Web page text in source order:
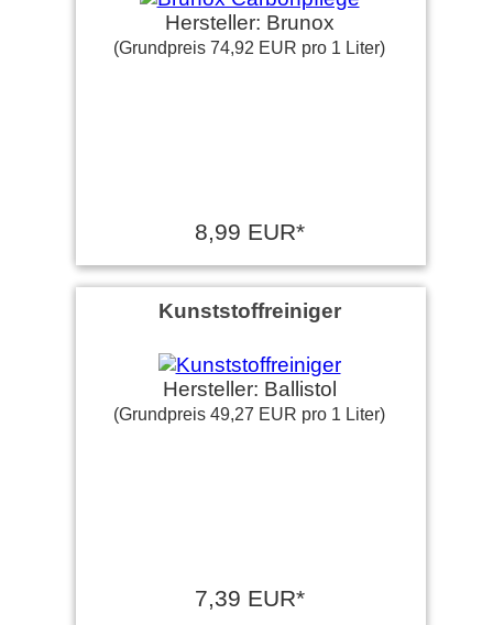
Hersteller: Brunox
(Grundpreis 74,92 EUR pro 1 Liter)
8,99 EUR*
Kunststoffreiniger
Hersteller: Ballistol
(Grundpreis 49,27 EUR pro 1 Liter)
7,39 EUR*